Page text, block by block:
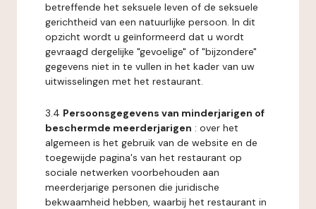
betreffende het seksuele leven of de seksuele
gerichtheid van een natuurlijke persoon. In dit
opzicht wordt u geïnformeerd dat u wordt
gevraagd dergelijke "gevoelige" of "bijzondere"
gegevens niet in te vullen in het kader van uw
uitwisselingen met het restaurant.
3.4 Persoonsgegevens van minderjarigen of
beschermde meerderjarigen : over het
algemeen is het gebruik van de website en de
toegewijde pagina's van het restaurant op
sociale netwerken voorbehouden aan
meerderjarige personen die juridische
bekwaamheid hebben, waarbij het restaurant in